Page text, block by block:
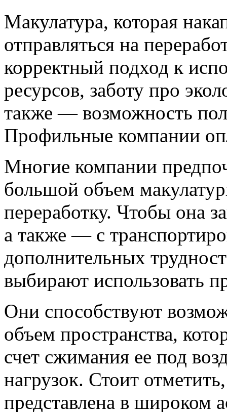
Макулатура, которая
отправляться на
корректный подход к
ресурсов, заботу про
также — возможность
Профильные компании
Многие компании
большой объем
переработку. Чтобы она
а также — с
дополнительных
выбирают использовать
Они способствуют
объем пространства,
счет сжимания ее под
нагрузок. Стоит
представлена в широком